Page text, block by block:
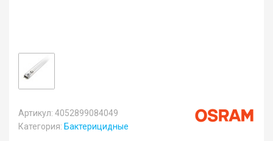
Артикул: 4052899084049
Категория: Бактерицидные